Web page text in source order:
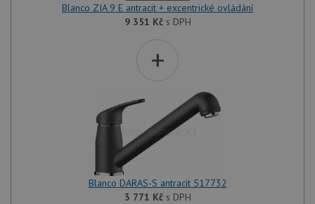
Blanco ZIA 9 E antracit + excentrické ovládání
9 351 Kčs DPH
+
Blanco DARAS-S antracit 517732
3 771 Kčs DPH